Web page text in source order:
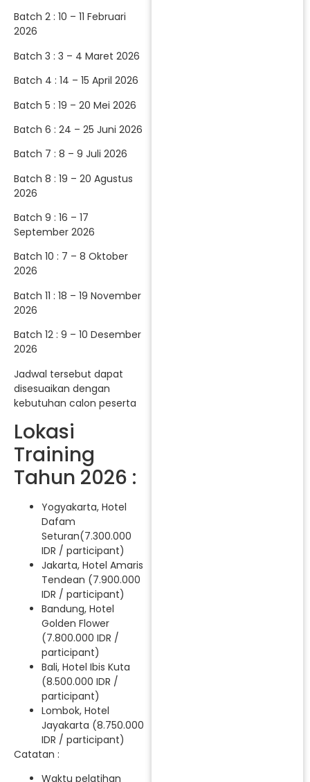
Batch 2 : 10 – 11 Februari
2026
Batch 3 : 3 – 4 Maret 2026
Batch 4 : 14 – 15 April 2026
Batch 5 : 19 – 20 Mei 2026
Batch 6 : 24 – 25 Juni 2026
Batch 7 : 8 – 9 Juli 2026
Batch 8 : 19 – 20 Agustus
2026
Batch 9 : 16 – 17
September 2026
Batch 10 : 7 – 8 Oktober
2026
Batch 11 : 18 – 19 November
2026
Batch 12 : 9 – 10 Desember
2026
Jadwal tersebut dapat
disesuaikan dengan
kebutuhan calon peserta
Lokasi
Training
Tahun 2026 :
Yogyakarta, Hotel
Dafam
Seturan(7.300.000
IDR / participant)
Jakarta, Hotel Amaris
Tendean (7.900.000
IDR / participant)
Bandung, Hotel
Golden Flower
(7.800.000 IDR /
participant)
Bali, Hotel Ibis Kuta
(8.500.000 IDR /
participant)
Lombok, Hotel
Jayakarta (8.750.000
IDR / participant)
Catatan :
Waktu pelatihan